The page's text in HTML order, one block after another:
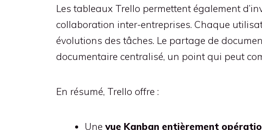
Les tableaux Trello permettent également
collaboration inter-entreprises. Chaque
évolutions des tâches. Le partage de
documentaire centralisé, un point qui peut
En résumé, Trello offre :
Une vue Kanban entièrement